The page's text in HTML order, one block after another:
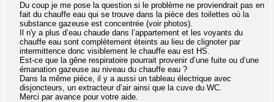
Du coup je me pose la question si le problème ne proviendrait pas en
fait du chauffe eau qui se trouve dans la pièce des toilettes où la
substance gazeuse est concentrée (voir photos).
Il n'y a plus d’eau chaude dans l’appartement et les voyants du
chauffe eau sont complètement éteints au lieu de clignoter par
intermittence donc visiblement le chauffe eau est HS.
Est-ce que la gêne respiratoire pourrait provenir d’une fuite ou d’une
émanation gazeuse au niveau du chauffe eau ?
Dans la même pièce, il y a aussi un tableau électrique avec
disjoncteurs, un extracteur d’air ainsi que la cuve du WC.
Merci par avance pour votre aide.